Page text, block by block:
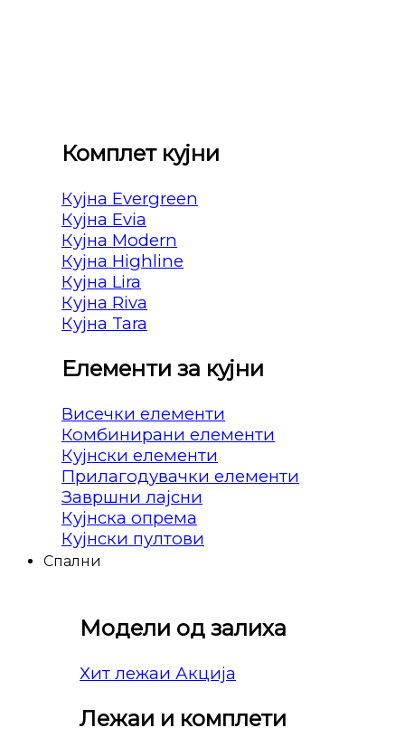
Комплет кујни
Кујна Evergreen
Кујна Evia
Кујна Modern
Кујна Highline
Кујна Lira
Кујна Riva
Кујна Tara
Елементи за кујни
Висечки елементи
Комбинирани елементи
Кујнски елементи
Прилагодувачки елементи
Завршни лајсни
Кујнска опрема
Кујнски пултови
Спални
Модели од залиха
Хит лежаи
Лежаи и комплети